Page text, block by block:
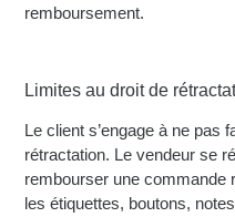
remboursement.
Limites au droit de
Le client s’engage à ne pas
rétractation. Le vendeur se
rembourser une commande
les étiquettes, boutons,